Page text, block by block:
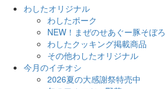
わしたオリジナル
わしたポーク
NEW！まぜのせあぐー豚そぼろ
わしたクッキング掲載商品
その他わしたオリジナル
今月のイチオシ
2026夏の大感謝祭特売中